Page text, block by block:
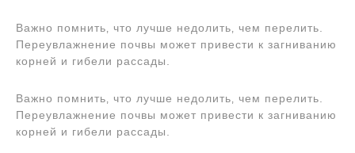
Важно помнить‚ что лучше недолить‚ чем перелить.
Переувлажнение почвы может привести к загниванию
корней и гибели рассады.
Важно помнить‚ что лучше недолить‚ чем перелить.
Переувлажнение почвы может привести к загниванию
корней и гибели рассады.